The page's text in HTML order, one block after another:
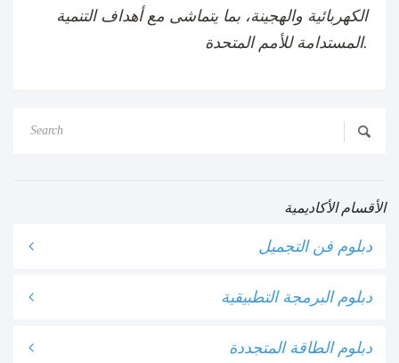
الكهربائية والهجينة، بما يتماشى مع أهداف التنمية
المستدامة للأمم المتحدة.
الأقسام الأكاديمية
دبلوم فن التجميل
دبلوم البرمجة التطبيقية
دبلوم الطاقة المتجددة